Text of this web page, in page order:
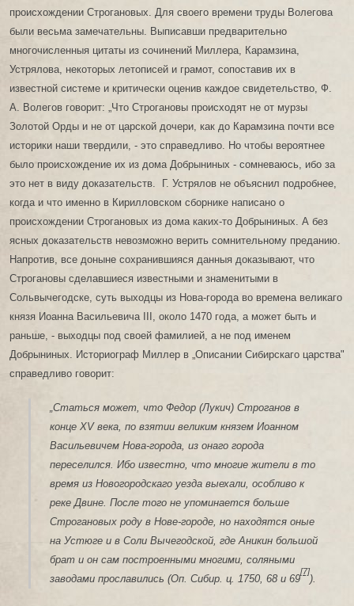
происхождении Строгановых. Для своего времени труды Волегова
были весьма замечательны. Выписавши предварительно
многочисленныя цитаты из сочинений Миллера, Карамзина,
Устрялова, некоторых летописей и грамот, сопоставив их в
известной системе и критически оценив каждое свидетельство, Ф.
А. Волегов говорит: „Что Строгановы происходят не от мурзы
Золотой Орды и не от царской дочери, как до Карамзина почти все
историки наши твердили, - это справедливо. Но чтобы вероятнее
было происхождение их из дома Добрыниных - сомневаюсь, ибо за
это нет в виду доказательств. Г. Устрялов не объяснил подробнее,
когда и что именно в Кирилловском сборнике написано о
происхождении Строгановых из дома каких-то Добрыниных. А без
ясных доказательств невозможно верить сомнительному преданию.
Напротив, все доныне сохранившияся данныя доказывают, что
Строгановы сделавшиеся известными и знаменитыми в
Сольвычегодске, суть выходцы из Нова-города во времена великаго
князя Иоанна Васильевича III, около 1470 года, а может быть и
раньше, - выходцы под своей фамилией, а не под именем
Добрыниных. Историограф Миллер в „Описании Сибирскаго царства"
справедливо говорит:
„Статься может, что Федор (Лукич) Строганов в
конце ХV века, по взятии великим князем Иоанном
Васильевичем Нова-города, из онаго города
переселился. Ибо известно, что многие жители в то
время из Новогородскаго уезда выехали, особливо к
реке Двине. После того не упоминается больше
Строгановых роду в Нове-городе, но находятся оные
на Устюге и в Соли Вычегодской, где Аникин большой
брат и он сам построенными многими, соляными
заводами прославились (Оп. Сибир. ц. 1750, 68 и 69
[7]
).